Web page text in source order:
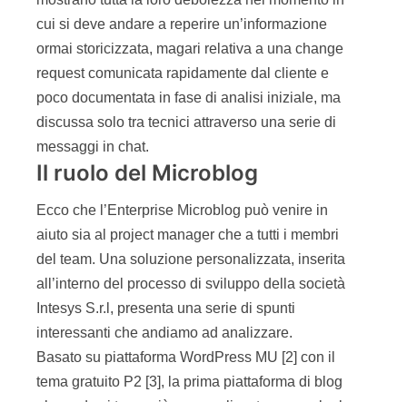
cui si deve andare a reperire un’informazione
ormai storicizzata, magari relativa a una change
request comunicata rapidamente dal cliente e
poco documentata in fase di analisi iniziale, ma
discussa solo tra tecnici attraverso una serie di
messaggi in chat.
Il ruolo del Microblog
Ecco che l’Enterprise Microblog può venire in
aiuto sia al project manager che a tutti i membri
del team. Una soluzione personalizzata, inserita
all’interno del processo di sviluppo della società
Intesys S.r.l, presenta una serie di spunti
interessanti che andiamo ad analizzare.
Basato su piattaforma WordPress MU [2] con il
tema gratuito P2 [3], la prima piattaforma di blog